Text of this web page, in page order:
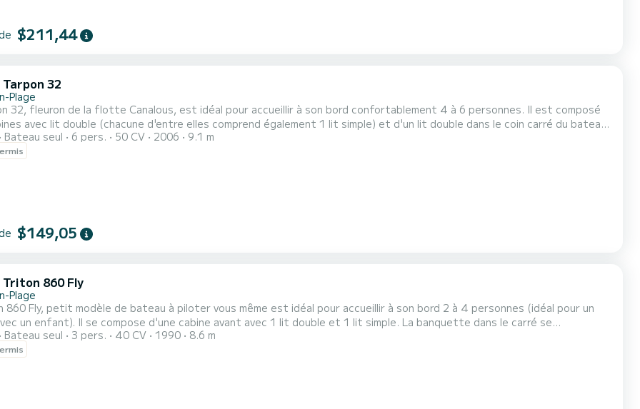
$211,44
32
Plage
32, fleuron de la flotte Canalous, est idéal pour accueillir à son bord confortablement 4 à 6 personnes. Il est composé
avec lit double (chacune d'entre elles comprend également 1 lit simple) et d'un lit double dans le coin carré du bateau.
habitable est équipé d'un coin cuisine, de 2 sanitaires (douche, lavabo et WC), d'un salon de pont extérieur, d'un double
Bateau seul 6 pers. 50 CV 2006 9.1 m
$149,05
Triton 860 Fly
Plage
860 Fly, petit modèle de bateau à piloter vous même est idéal pour accueillir à son bord 2 à 4 personnes (idéal pour un
un enfant). Il se compose d'une cabine avant avec 1 lit double et 1 lit simple. La banquette dans le carré se
équipé d'un coin cuisine, de sanitaires (1 douche, 1 lavabo et 1 WC). Les plus de ce modèle :
Bateau seul 3 pers. 40 CV 1990 8.6 m